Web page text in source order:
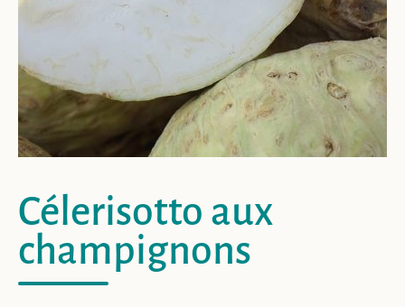
Célerisotto aux
champignons